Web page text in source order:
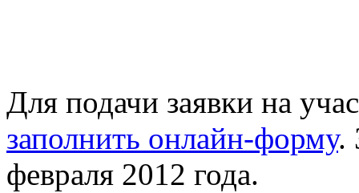
Для подачи заявки на
заполнить онлайн-форму.
февраля 2012 года.